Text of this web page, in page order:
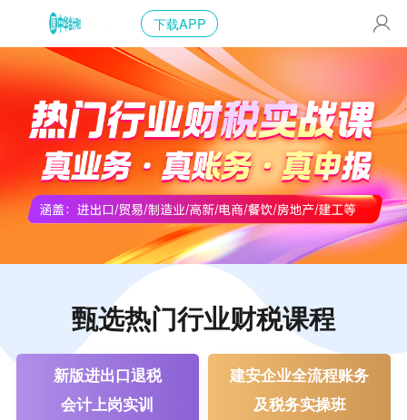
下载APP
甄选热门行业财税课程
新版进出口退税
会计上岗实训
建安企业全流程账务
及税务实操班